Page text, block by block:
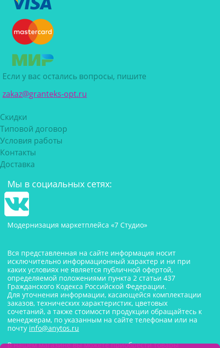
Если у вас остались вопросы, пишите
zakaz@granteks-opt.ru
Скидки
Типовой договор
Условия работы
Контакты
Доставка
Мы в социальных сетях:
Модернизация маркетплейса «7 Студио»
Вся представленная на сайте информация носит
исключительно информационный характер и ни при
каких условиях не является публичной офертой,
определяемой положениями пункта 2 статьи 437
Гражданского Кодекса Российской Федерации.
Для уточнения информации, касающейся комплектации
заказов, технических характеристик, цветовых
сочетаний, а также стоимости продукции обращайтесь к
менеджерам, по указанным на сайте телефонам или на
почту info@anytos.ru
В нашем магазине вы можете приобрести товары